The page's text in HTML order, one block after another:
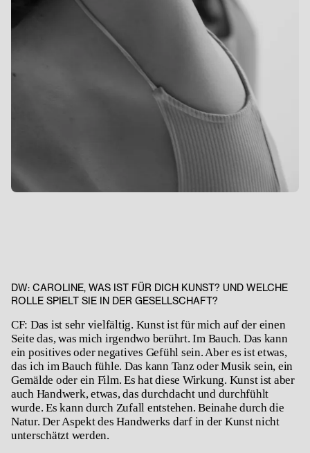
DW: CAROLINE, WAS IST FÜR DICH KUNST? UND WELCHE
ROLLE SPIELT SIE IN DER GESELLSCHAFT?
CF: Das ist sehr vielfältig. Kunst ist für mich auf der einen
Seite das, was mich irgendwo berührt. Im Bauch. Das kann
ein positives oder negatives Gefühl sein. Aber es ist etwas,
das ich im Bauch fühle. Das kann Tanz oder Musik sein, ein
Gemälde oder ein Film. Es hat diese Wirkung. Kunst ist aber
auch Handwerk, etwas, das durchdacht und durchfühlt
wurde. Es kann durch Zufall entstehen. Beinahe durch die
Natur. Der Aspekt des Handwerks darf in der Kunst nicht
unterschätzt werden.